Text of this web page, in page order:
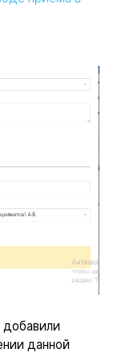
добавили
данной